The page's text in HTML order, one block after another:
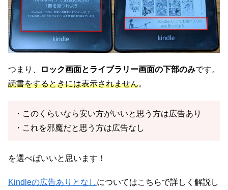
つまり、 ロック画面とライブラリー画面の下部のみです。
読書をするときには表示されません。
・このくらいなら安い方がいいと思う方は広告あり
・これを邪魔だと思う方は広告なし
を選べばいいと思います！
Kindleの広告ありとなしについてはこちらで詳しく解説し